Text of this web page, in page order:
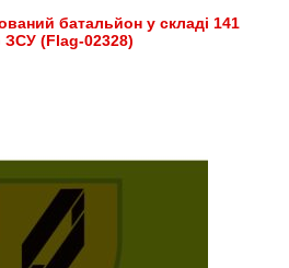
батальйон у складі 141
(Flag-02328)